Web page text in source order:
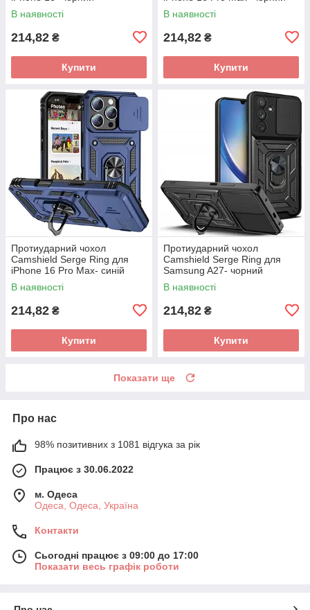
В наявності
214,82 ₴
Купити
В наявності
214,82 ₴
Купити
Протиударний чохол
Camshield Serge Ring для
iPhone 16 Pro Max- синій
В наявності
214,82 ₴
Купити
Протиударний чохол
Camshield Serge Ring для
Samsung A27- чорний
В наявності
214,82 ₴
Купити
Показати ще
Про нас
98% позитивних з 1081 відгука за рік
Працює з 30.06.2022
м. Одеса
Одеса, Одеса, Україна
Контакти
Сьогодні працює з 09:00 до 17:00
Показати весь графік роботи